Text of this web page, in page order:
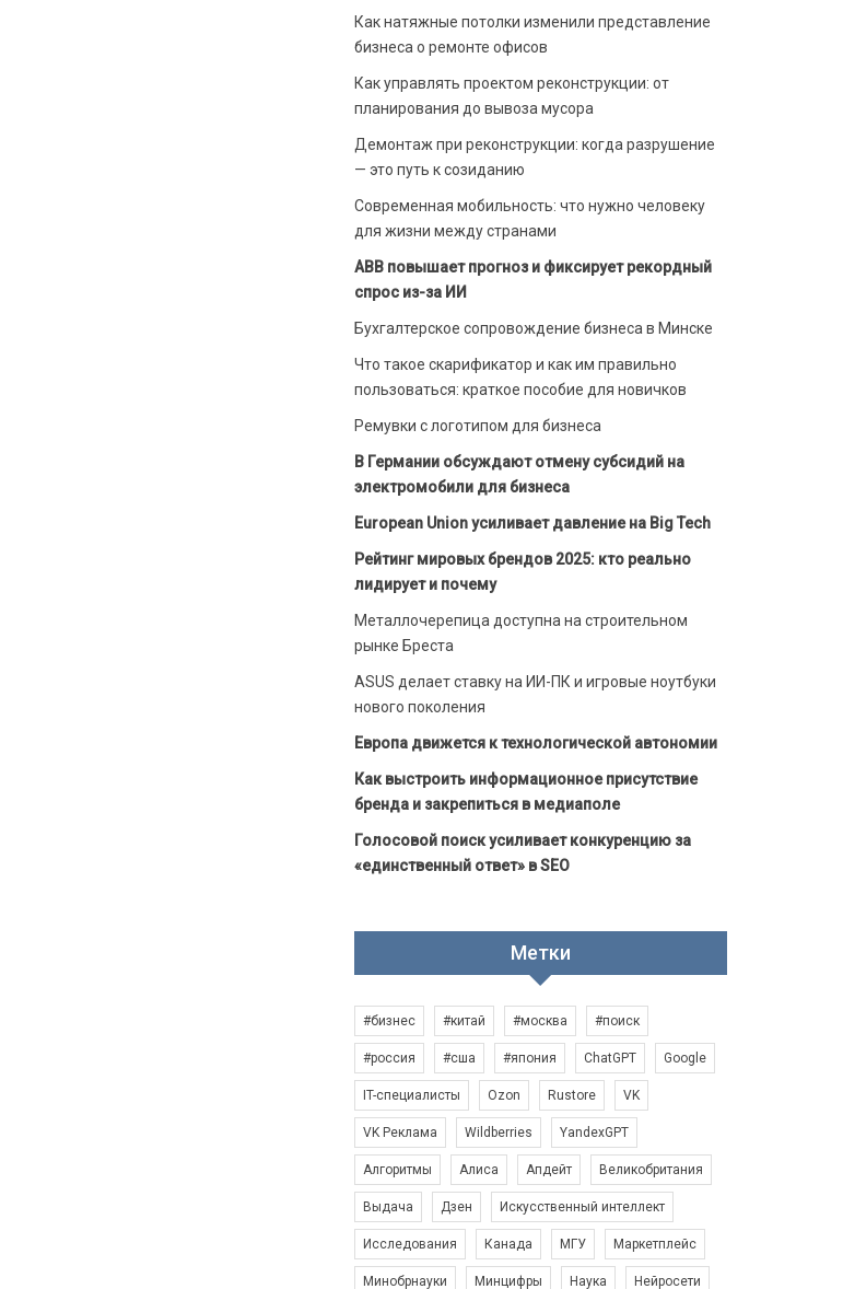
Как натяжные потолки изменили представление
бизнеса о ремонте офисов
Как управлять проектом реконструкции: от
планирования до вывоза мусора
Демонтаж при реконструкции: когда разрушение
— это путь к созиданию
Современная мобильность: что нужно человеку
для жизни между странами
ABB повышает прогноз и фиксирует рекордный
спрос из-за ИИ
Бухгалтерское сопровождение бизнеса в Минске
Что такое скарификатор и как им правильно
пользоваться: краткое пособие для новичков
Ремувки с логотипом для бизнеса
В Германии обсуждают отмену субсидий на
электромобили для бизнеса
European Union усиливает давление на Big Tech
Рейтинг мировых брендов 2025: кто реально
лидирует и почему
Металлочерепица доступна на строительном
рынке Бреста
ASUS делает ставку на ИИ-ПК и игровые ноутбуки
нового поколения
Европа движется к технологической автономии
Как выстроить информационное присутствие
бренда и закрепиться в медиаполе
Голосовой поиск усиливает конкуренцию за
«единственный ответ» в SEO
Метки
#бизнес #китай #москва #поиск
#россия #сша #япония ChatGPT Google
IT-специалисты Ozon Rustore VK
VK Реклама Wildberries YandexGPT
Алгоритмы Алиса Апдейт Великобритания
Выдача Дзен Искусственный интеллект
Исследования Канада МГУ Маркетплейс
Минобрнауки Минцифры Наука Нейросети